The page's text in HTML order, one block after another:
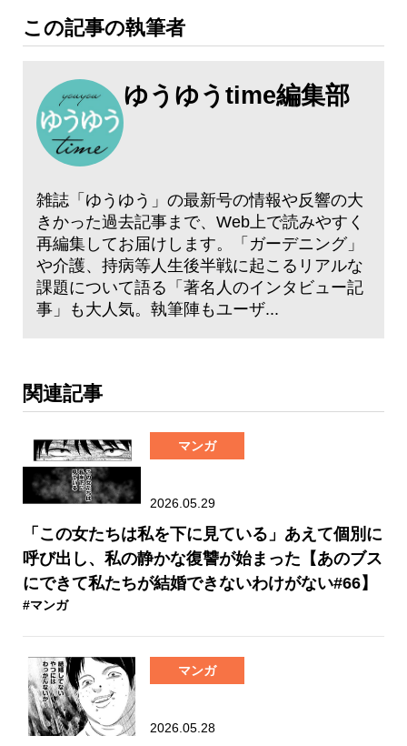
この記事の執筆者
ゆうゆうtime編集部
雑誌「ゆうゆう」の最新号の情報や反響の大
きかった過去記事まで、Web上で読みやすく
再編集してお届けします。「ガーデニング」
や介護、持病等人生後半戦に起こるリアルな
課題について語る「著名人のインタビュー記
事」も大人気。執筆陣もユーザ...
関連記事
マンガ
2026.05.29
「この女たちは私を下に見ている」あえて個別に
呼び出し、私の静かな復讐が始まった【あのブス
にできて私たちが結婚できないわけがない#66】
#マンガ
マンガ
2026.05.28